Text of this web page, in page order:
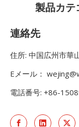
製品カテ
連絡先
住所: 中国広州市華
Eメール：
電話番号: +86-